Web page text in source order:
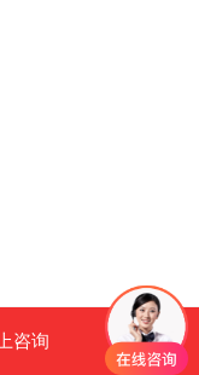
广西、海南的申
陕西省、山西
咨询